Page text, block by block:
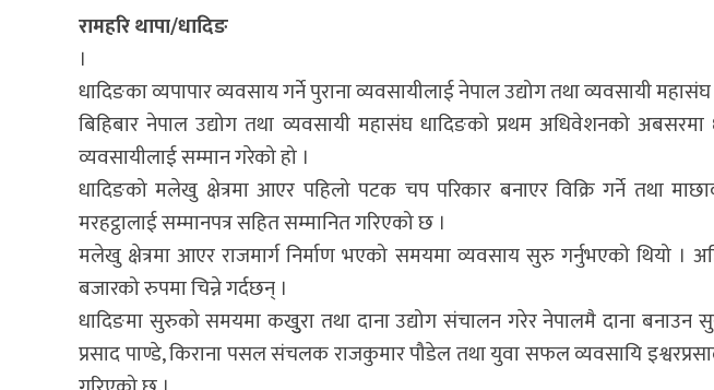
रामहरि थापा/धादिङ
।
धादिङका व्यपापार व्यवसाय गर्ने पुराना व्यवसायीलाई नेपाल उद्योग तथा व्यवसायी
बिहिबार नेपाल उद्योग तथा व्यवसायी महासंघ धादिङको प्रथम अधिवेशनको
व्यवसायीलाई सम्मान गरेको हो ।
धादिङको मलेखु क्षेत्रमा आएर पहिलो पटक चप परिकार बनाएर विक्रि गर्ने तथा
मरहट्ठालाई सम्मानपत्र सहित सम्मानित गरिएको छ ।
मलेखु क्षेत्रमा आएर राजमार्ग निर्माण भएको समयमा व्यवसाय सुरु गर्नुभएको थियो
बजारको रुपमा चिन्ने गर्दछन् ।
धादिङमा सुरुको समयमा कखुुरा तथा दाना उद्योग संचालन गरेर नेपालमै दाना बनाउन
प्रसाद पाण्डे, किराना पसल संचलक राजकुमार पौडेल तथा युवा सफल व्यवसायि